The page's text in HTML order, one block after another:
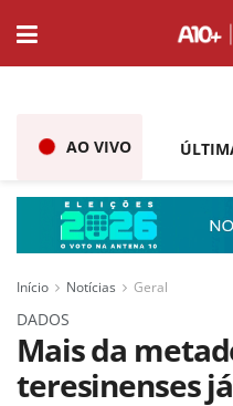
AO VIVO
Início Notícias Geral
DADOS
Mais da
teresinenses